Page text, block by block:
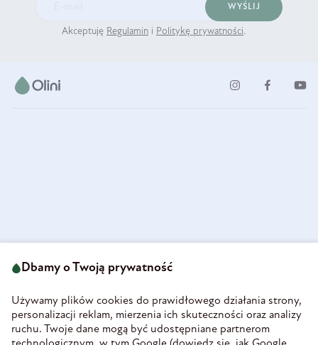
WYŚLIJ
Akceptuję Regulamin i Politykę prywatności.
58-160 Świebodzice
REGON 890213034
INFORMACJE
Dbamy o Twoją prywatność
Używamy plików cookies do prawidłowego działania strony,
personalizacji reklam, mierzenia ich skuteczności oraz analizy
ruchu. Twoje dane mogą być udostępniane partnerom